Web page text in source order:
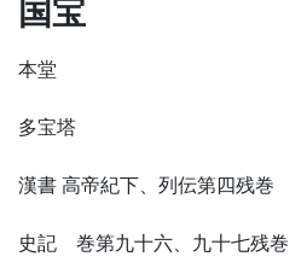
国宝
本堂
多宝塔
漢書 高帝紀下、列伝第四残巻
史記 巻第九十六、九十七残巻